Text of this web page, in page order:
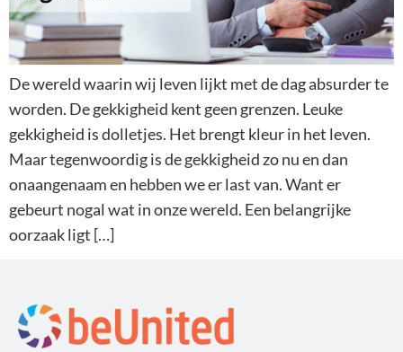
De wereld waarin wij leven lijkt met de dag absurder te
worden. De gekkigheid kent geen grenzen. Leuke
gekkigheid is dolletjes. Het brengt kleur in het leven.
Maar tegenwoordig is de gekkigheid zo nu en dan
onaangenaam en hebben we er last van. Want er
gebeurt nogal wat in onze wereld. Een belangrijke
oorzaak ligt […]